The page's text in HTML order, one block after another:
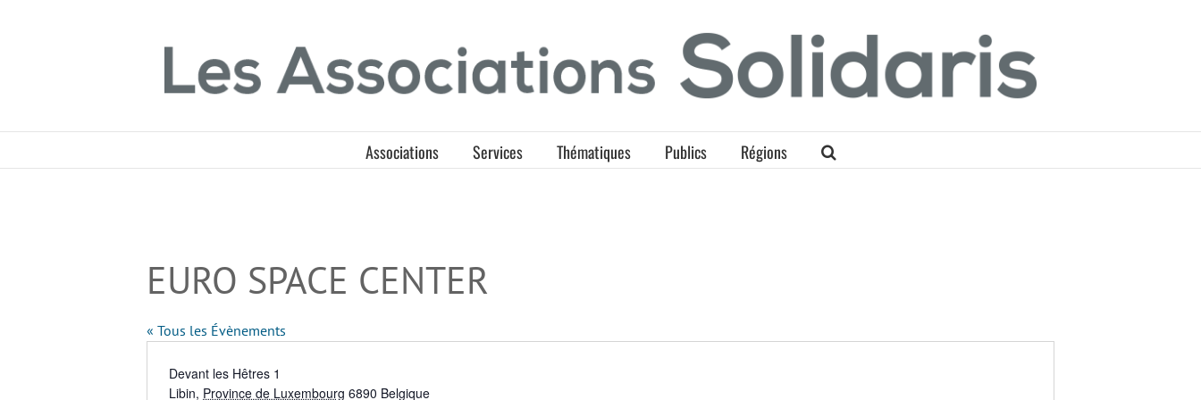
Associations Services Thématiques Publics Régions
EURO SPACE CENTER
« Tous les Évènements
Adresse
Devant les Hêtres 1
Libin, Province de Luxembourg 6890 Belgique